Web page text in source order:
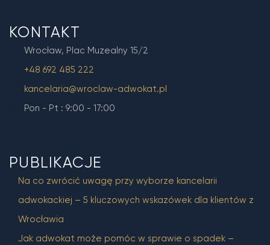
KONTAKT
Wrocław, Plac Muzealny 15/2
+48 692 485 222
kancelaria@wroclaw-adwokat.pl
Pon - Pt : 9:00 - 17:00
PUBLIKACJE
Na co zwrócić uwagę przy wyborze kancelarii
adwokackiej – 5 kluczowych wskazówek dla klientów z
Wrocławia
Jak adwokat może pomóc w sprawie o spadek –